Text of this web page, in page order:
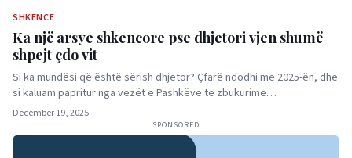
SHKENCË
Ka një arsye shkencore pse dhjetori vjen shumë
shpejt çdo vit
Si ka mundësi që është sërish dhjetor? Çfarë ndodhi me 2025-ën, dhe
si kaluam papritur nga vezët e Pashkëve te zbukurime…
December 19, 2025
SPONSORED